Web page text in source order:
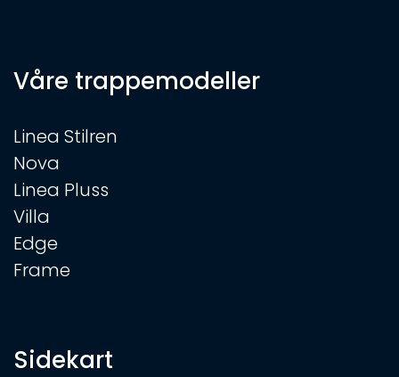
Våre trappemodeller
Linea Stilren
Nova
Linea Pluss
Villa
Edge
Frame
Sidekart